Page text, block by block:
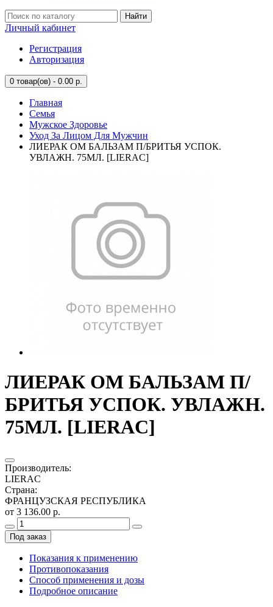
Найти
Личный кабинет
Регистрация
Авторизация
0 товар(ов) - 0.00 р.
Главная
Семья
Мужское Здоровье
Уход За Лицом Для Мужчин
ЛИЕРАК ОМ БАЛЬЗАМ П/БРИТЬЯ УСПОК.
УВЛАЖН. 75МЛ. [LIERAC]
ЛИЕРАК ОМ БАЛЬЗАМ П/
БРИТЬЯ УСПОК. УВЛАЖН.
75МЛ. [LIERAC]
Производитель:
LIERAC
Страна:
ФРАНЦУЗСКАЯ РЕСПУБЛИКА
от 3 136.00 р.
Под заказ
Показания к применению
Противопоказания
Способ применения и дозы
Подробное описание